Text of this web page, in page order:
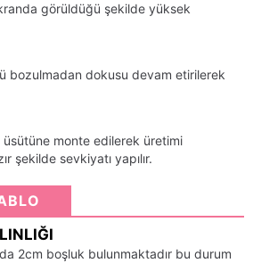
görüldüğü şekilde yüksek
bozulmadan dokusu devam etirilerek
üsütüne monte edilerek üretimi
şekilde sevkiyatı yapılır.
2cm boşluk bulunmaktadır bu durum